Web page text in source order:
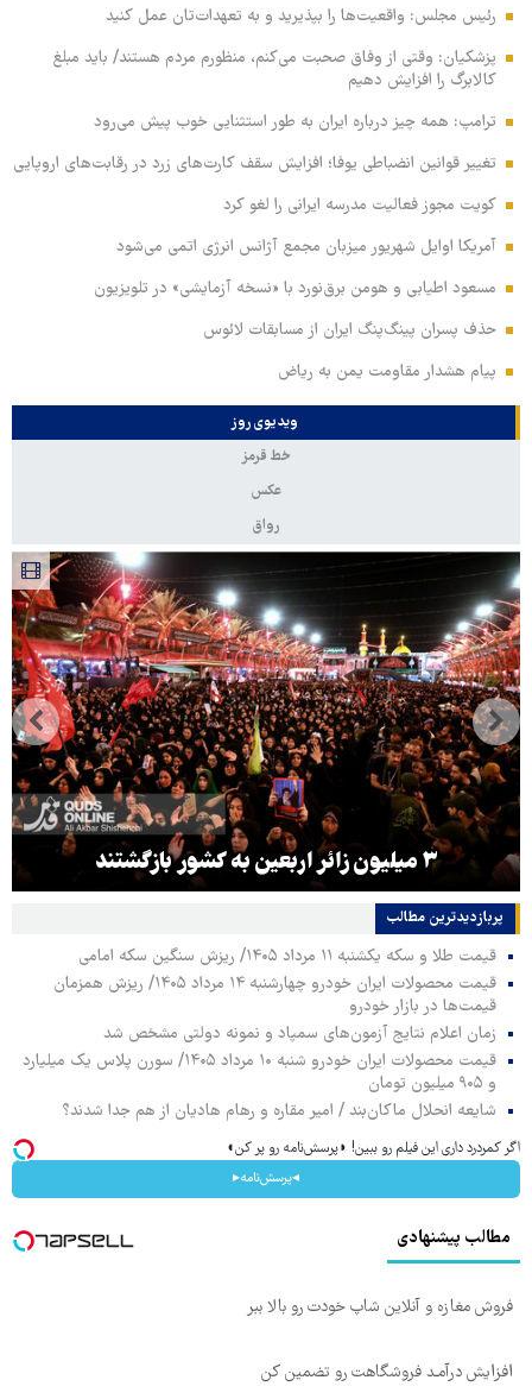
رئیس مجلس: واقعیت‌ها را بپذیرید و به تعهدات‌تان عمل کنید
پزشکیان: وقتی از وفاق صحبت می‌کنم، منظورم مردم هستند/ باید مبلغ
کالابرگ را افزایش دهیم
ترامپ: همه چیز درباره ایران به طور استثنایی خوب پیش می‌رود
تغییر قوانین انضباطی یوفا؛ افزایش سقف کارت‌های زرد در رقابت‌های اروپایی
کویت مجوز فعالیت مدرسه ایرانی را لغو کرد
آمریکا اوایل شهریور میزبان مجمع آژانس انرژی اتمی می‌شود
مسعود اطیابی و هومن برق‌نورد با «نسخه آزمایشی» در تلویزیون
حذف پسران پینگ‌پنگ ایران از مسابقات لائوس
پیام هشدار مقاومت یمن به ریاض
ویدیوی روز
خط قرمز
عکس
رواق
۳ میلیون زائر اربعین به کشور بازگشتند
پربازدیدترین‌ مطالب
قیمت طلا و سکه یکشنبه ۱۱ مرداد ۱۴۰۵/ ریزش سنگین سکه امامی
قیمت محصولات ایران خودرو چهارشنبه ۱۴ مرداد ۱۴۰۵/ ریزش همزمان
قیمت‌ها در بازار خودرو
زمان اعلام نتایج آزمون‌های سمپاد و نمونه دولتی مشخص شد
قیمت محصولات ایران خودرو شنبه ۱۰ مرداد ۱۴۰۵/ سورن پلاس یک میلیارد
و ۹۰۵ میلیون تومان
شایعه انحلال ماکان‌بند / امیر مقاره و رهام هادیان از هم جدا شدند؟
اگر کمردرد داری این فیلم رو ببین! ◗پرسش‌نامه رو پر کن◖
◂پرسش‌نامه▸
مطالب پیشنهادی
فروش مغازه و آنلاین شاپ خودت رو بالا ببر
افزایش درآمـد فروشگاهت رو تضمین کن